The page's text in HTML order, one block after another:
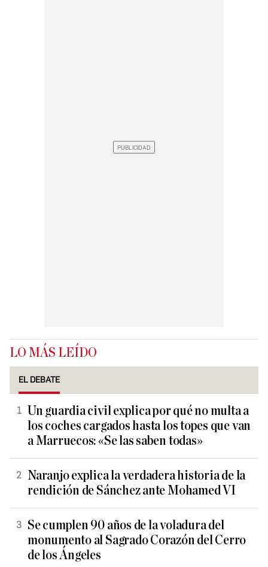
LO MÁS LEÍDO
EL DEBATE
Un guardia civil explica por qué no multa a
los coches cargados hasta los topes que van
a Marruecos: «Se las saben todas»
Naranjo explica la verdadera historia de la
rendición de Sánchez ante Mohamed VI
Se cumplen 90 años de la voladura del
monumento al Sagrado Corazón del Cerro
de los Ángeles